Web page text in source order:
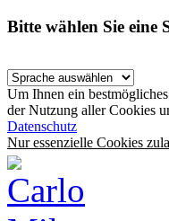
Bitte wählen Sie eine
Um Ihnen ein
der Nutzung aller Cookies
Datenschutz
Nur essenzielle Cookies